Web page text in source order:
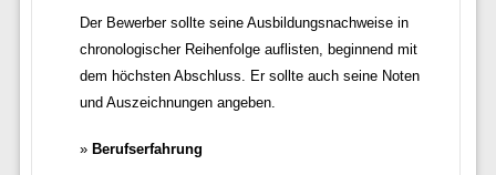
Der Bewerber sollte seine Ausbildungsnachweise in
chronologischer Reihenfolge auflisten, beginnend mit
dem höchsten Abschluss. Er sollte auch seine Noten
und Auszeichnungen angeben.
Berufserfahrung